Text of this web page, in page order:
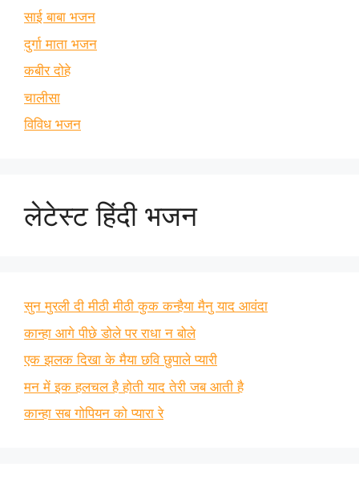
साई बाबा भजन
दुर्गा माता भजन
कबीर दोहे
चालीसा
विविध भजन
लेटेस्ट हिंदी भजन
सुन मुरली दी मीठी मीठी कुक कन्हैया मैनु याद आवंदा
कान्हा आगे पीछे डोले पर राधा न बोले
एक झलक दिखा के मैया छवि छुपाले प्यारी
मन में इक हलचल है होती याद तेरी जब आती है
कान्हा सब गोपियन को प्यारा रे